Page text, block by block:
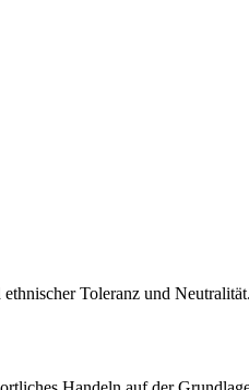
Toleranz und